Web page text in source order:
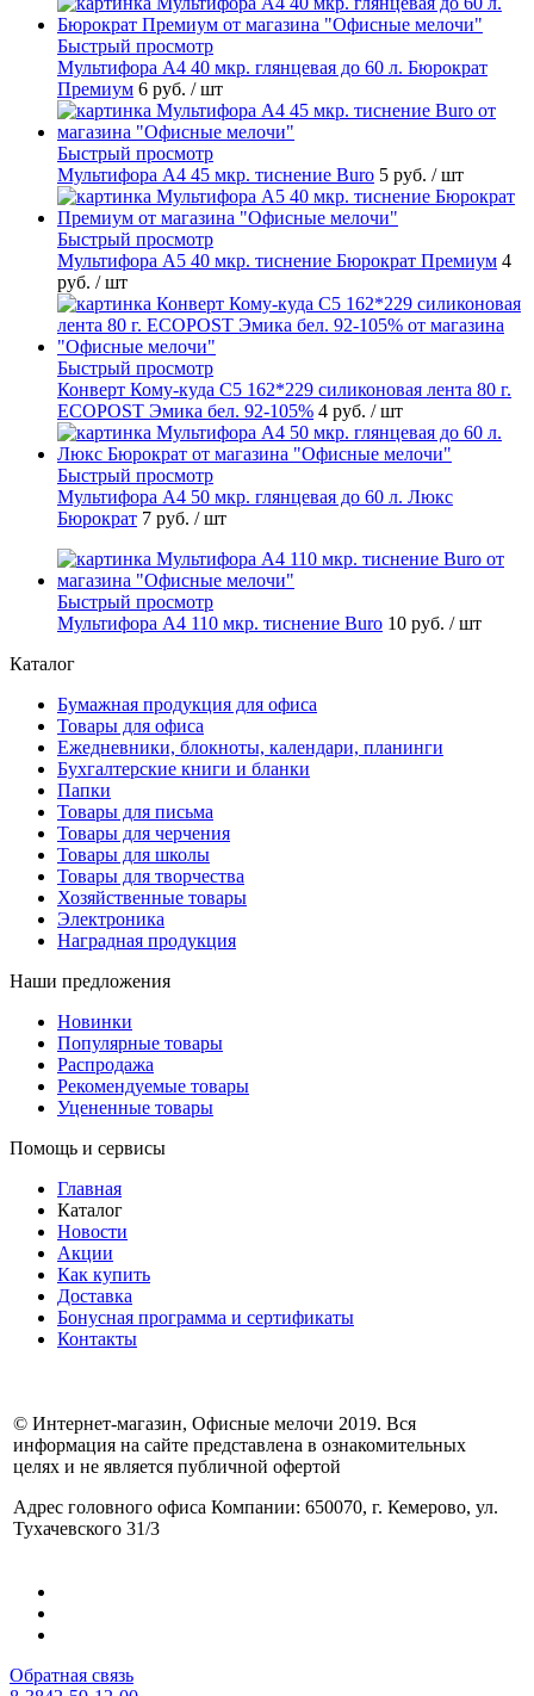
Быстрый просмотр
Мультифора А4 40 мкр. глянцевая до 60 л. Бюрократ
Премиум 6 руб. / шт
Быстрый просмотр
Мультифора А4 45 мкр. тиснение Buro 5 руб. / шт
Быстрый просмотр
Мультифора А5 40 мкр. тиснение Бюрократ Премиум 4
руб. / шт
Быстрый просмотр
Конверт Кому-куда С5 162*229 силиконовая лента 80 г.
ECOPOST Эмика бел. 92-105% 4 руб. / шт
Быстрый просмотр
Мультифора А4 50 мкр. глянцевая до 60 л. Люкс
Бюрократ 7 руб. / шт
Быстрый просмотр
Мультифора А4 110 мкр. тиснение Buro 10 руб. / шт
Каталог
Бумажная продукция для офиса
Товары для офиса
Ежедневники, блокноты, календари, планинги
Бухгалтерские книги и бланки
Папки
Товары для письма
Товары для черчения
Товары для школы
Товары для творчества
Хозяйственные товары
Электроника
Наградная продукция
Наши предложения
Новинки
Популярные товары
Распродажа
Рекомендуемые товары
Уцененные товары
Помощь и сервисы
Главная
Каталог
Новости
Акции
Как купить
Доставка
Бонусная программа и сертификаты
Контакты
© Интернет-магазин, Офисные мелочи 2019. Вся
информация на сайте представлена в ознакомительных
целях и не является публичной офертой
Адрес головного офиса Компании: 650070, г. Кемерово, ул.
Тухачевского 31/3
Обратная связь